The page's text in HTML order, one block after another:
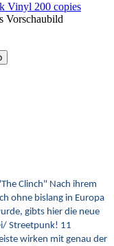
Vorschaubild
Clinch" Nach ihrem
ohne bislang in Europa
gibts hier die neue
Streetpunk! 11
wirken mit genau der